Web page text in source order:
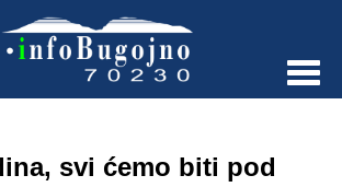
svi ćemo biti pod